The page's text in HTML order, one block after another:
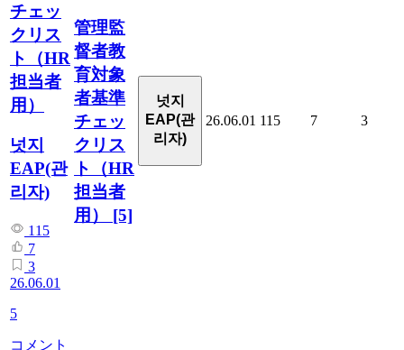
チェッ
クリス
ト（HR
担当者
用）
넛지
EAP(관
리자)
115
7
3
26.06.01
5
コメント
管理監
督者教
育対象
者基準
チェッ
クリス
ト（HR
担当者
用）
[5]
넛지
EAP(관
리자)
26.06.01 115 7 3